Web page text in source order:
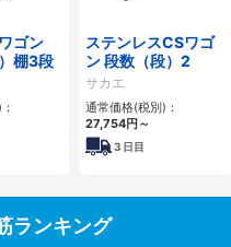
ゴン
棚3段
ステンレスCSワゴ
ン 段数（段）2
サカエ
通常価格(税別)：
27,754円 ～
3 日目
ランキング